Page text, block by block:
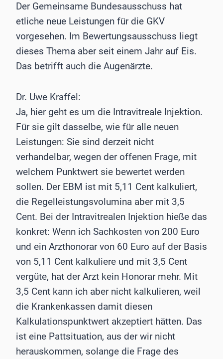
Der Gemeinsame Bundesausschuss hat
etliche neue Leistungen für die GKV
vorgesehen. Im Bewertungsausschuss liegt
dieses Thema aber seit einem Jahr auf Eis.
Das betrifft auch die Augenärzte.
Dr. Uwe Kraffel:
Ja, hier geht es um die Intravitreale Injektion.
Für sie gilt dasselbe, wie für alle neuen
Leistungen: Sie sind derzeit nicht
verhandelbar, wegen der offenen Frage, mit
welchem Punktwert sie bewertet werden
sollen. Der EBM ist mit 5,11 Cent kalkuliert,
die Regelleistungsvolumina aber mit 3,5
Cent. Bei der Intravitrealen Injektion hieße das
konkret: Wenn ich Sachkosten von 200 Euro
und ein Arzthonorar von 60 Euro auf der Basis
von 5,11 Cent kalkuliere und mit 3,5 Cent
vergüte, hat der Arzt kein Honorar mehr. Mit
3,5 Cent kann ich aber nicht kalkulieren, weil
die Krankenkassen damit diesen
Kalkulationspunktwert akzeptiert hätten. Das
ist eine Pattsituation, aus der wir nicht
herauskommen, solange die Frage des